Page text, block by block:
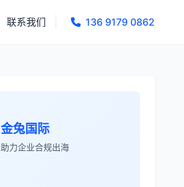
联系我们 136 9179 0862
金兔国际
助力企业合规出海